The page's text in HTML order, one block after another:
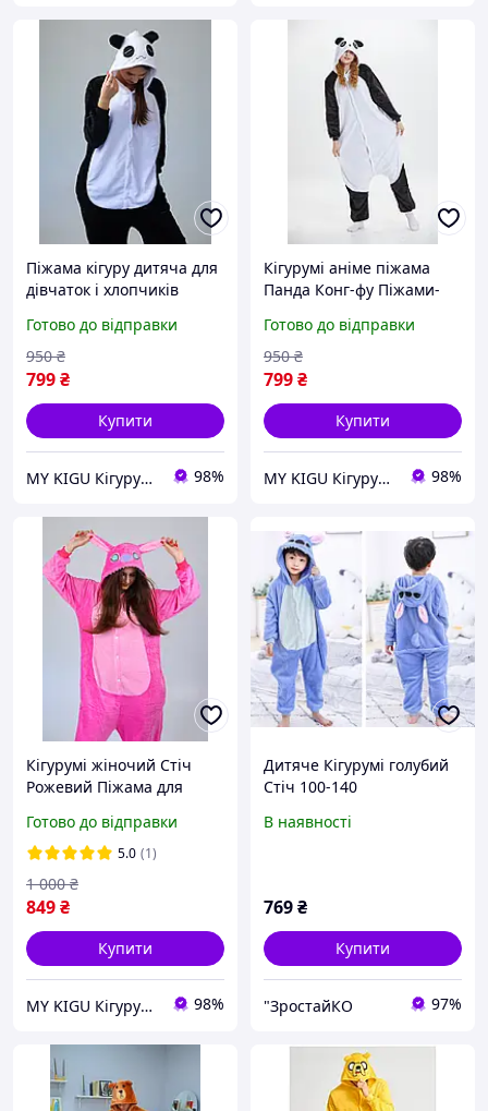
Піжама кігуру дитяча для
дівчаток і хлопчиків
(1016/ 2011)
Готово до відправки
799₴
950 ₴
Купити
MY KIGU Кігурумі для вієї родини! 98%
Кігурумі аніме піжама
Панда Конг-фу Піжами-
2063)
Готово до відправки
799₴
950 ₴
Купити
MY KIGU Кігурумі для вієї родини! 98%
Кігурумі жіночий Стіч
Рожевий Піжама для
підлітків kigurumi (1056)
Готово до відправки
5.0 (1)
849₴
1 000 ₴
Купити
MY KIGU Кігурумі для вієї родини! 98%
Дитяче Кігурумі голубий
Стіч 100-140
В наявності
769₴
Купити
"ЗростайКО 97%